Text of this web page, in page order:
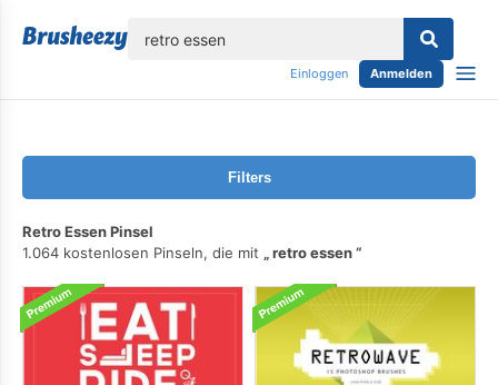
Einloggen Anmelden
Filters
Retro Essen Pinsel
1.064 kostenlosen Pinseln, die mit
retro essen